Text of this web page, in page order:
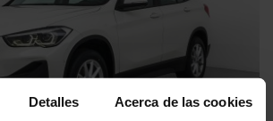
Detalles Acerca de las cookies